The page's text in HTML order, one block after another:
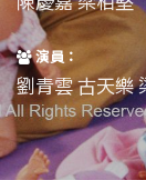
其他
演員：
劉青雲 古天樂